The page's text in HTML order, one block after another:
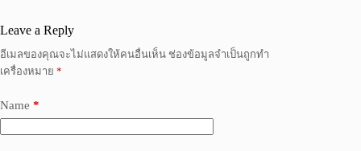
Leave a Reply
อีเมลของคุณจะไม่แสดงให้คนอื่นเห็น ช่องข้อมูลจำเป็นถูกทำ
เครื่องหมาย *
Name *